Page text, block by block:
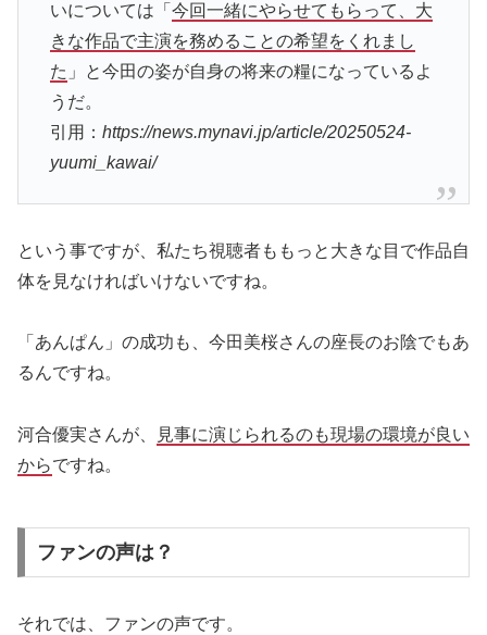
いについては「 今回一緒にやらせてもらって、大
きな作品で主演を務めることの希望をくれまし
た 」と今田の姿が自身の将来の糧になっているよ
うだ。
引用： https://news.mynavi.jp/article/20250524-
yuumi_kawai/
という事ですが、私たち視聴者ももっと大きな目で作品自
体を見なければいけないですね。
「あんぱん」の成功も、今田美桜さんの座長のお陰でもあ
るんですね。
河合優実さんが、
見事に演じられるのも現場の環境が良い
からですね。
ファンの声は？
それでは、ファンの声です。